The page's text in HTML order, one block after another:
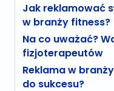
Jak reklamować
w branży fitness?
Na co uważać?
fizjoterapeutów
Reklama w
do sukcesu?